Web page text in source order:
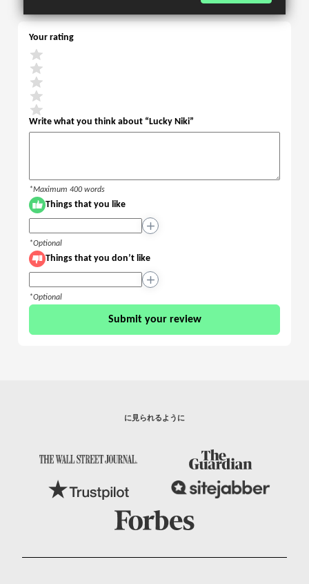
Your rating
Write what you think about “Lucky Niki”
*Maximum 400 words
Things that you like
*Optional
Things that you don’t like
*Optional
Submit your review
に見られるように
Russia is not “just” attacking the Ukraine people.
donations.
Donate Option 1
Donate Option 2